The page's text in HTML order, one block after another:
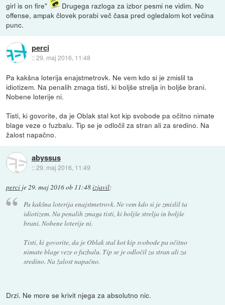
girl is on fire"
Drugega razloga za izbor pesmi ne vidim. No
offense, ampak človek porabi več časa pred ogledalom kot večina
punc.
perci
::29. maj 2016, 11:48
Pa kakšna loterija enajstmetrovk. Ne vem kdo si je zmislil ta
idiotizem. Na penalih zmaga tisti, ki boljše strelja in boljše brani.
Nobene loterije ni.
Tisti, ki govorite, da je Oblak stal kot kip svobode pa očitno nimate
blage veze o fuzbalu. Tip se je odločil za stran ali za sredino. Na
žalost napačno.
abyssus
::29. maj 2016, 11:49
perci je29. maj 2016 ob 11:48izjavil:
Pa kakšna loterija enajstmetrovk. Ne vem kdo si je zmislil ta
idiotizem. Na penalih zmaga tisti, ki boljše strelja in boljše
brani. Nobene loterije ni.
Tisti, ki govorite, da je Oblak stal kot kip svobode pa očitno
nimate blage veze o fuzbalu. Tip se je odločil za stran ali za
sredino. Na žalost napačno.
Drzi. Ne more se krivit njega za absolutno nic.